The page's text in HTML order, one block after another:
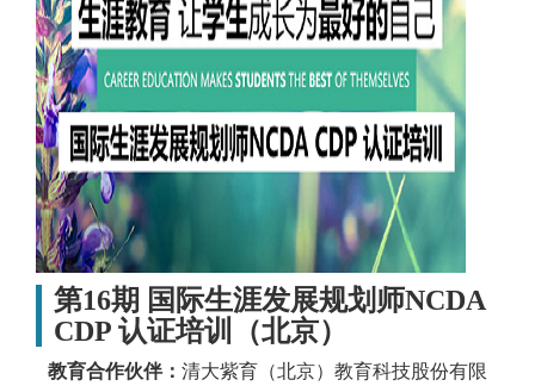
第16期 国际生涯发展规划师NCDA
CDP 认证培训（北京）
教育合作伙伴： 清大紫育（北京）教育科技股份有限